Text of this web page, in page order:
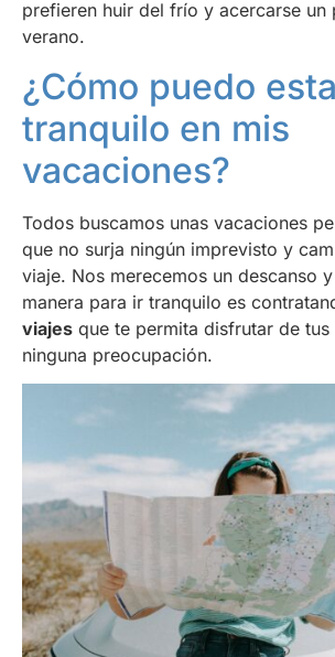
prefieren huir del frío y acercarse un
verano.
¿Cómo puedo
tranquilo en mis
vacaciones?
Todos buscamos unas vacaciones
que no surja ningún imprevisto y
viaje. Nos merecemos un descanso
manera para ir tranquilo es
viajes que te permita disfrutar de
ninguna preocupación.